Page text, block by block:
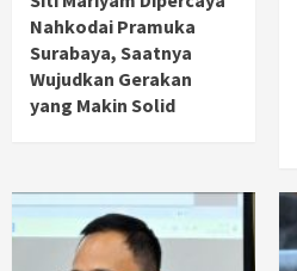
Nahkodai Pramuka
Surabaya, Saatnya
Wujudkan Gerakan
yang Makin Solid